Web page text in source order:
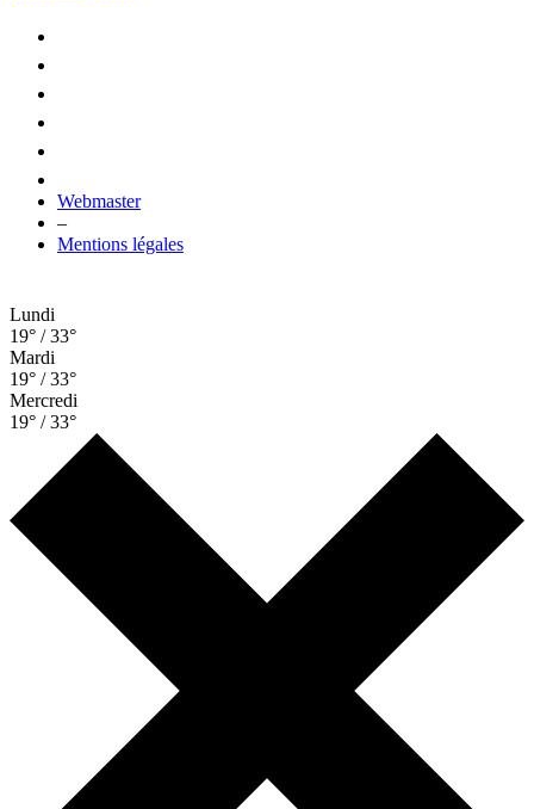
Webmaster
–
Mentions légales
Lundi
19° / 33°
Mardi
19° / 33°
Mercredi
19° / 33°